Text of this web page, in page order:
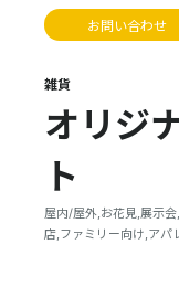
お問い合わせ
雑貨
オリジ
ト
屋内/屋外,お花見,展示
店,ファミリー向け,アパ